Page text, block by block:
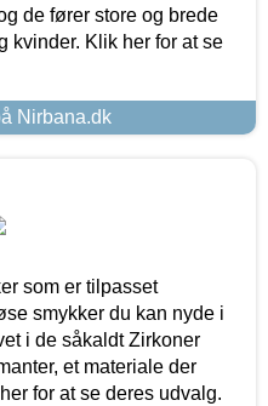
de fører store og brede
kvinder. Klik her for at se
Nirbana.dk
som er tilpasset
smykker du kan nyde i
i de såkaldt Zirkoner
et materiale der
for at se deres udvalg.